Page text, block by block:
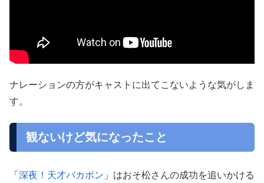
ナレーションの方がキャストに出てこないような気がしま
す。
観ないけど気になったこと
「 深夜！天才バカボン 」はおそ松さんの成功を追いかける